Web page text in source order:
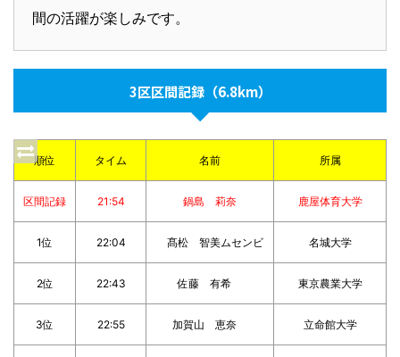
間の活躍が楽しみです。
3区区間記録（6.8km）
順位 タイム 名前 所属
区間記録 21:54 鍋島 莉奈 鹿屋体育大学
1位 22:04 髙松 智美ムセンビ 名城大学
2位 22:43 佐藤 有希 東京農業大学
3位 22:55 加賀山 恵奈 立命館大学